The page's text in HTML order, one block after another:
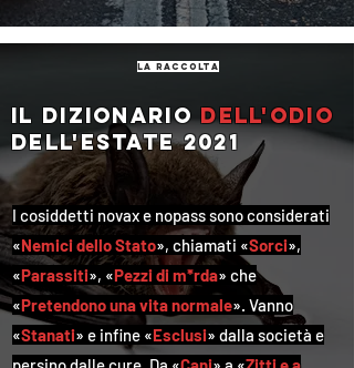
la raccolta
Il dizionariodell'odio
dell'estate 2021
I cosiddetti novax e nopass sono considerati
«Nemici dello Stato», chiamati «Sorci»,
«Parassiti», «Pezzi di m*rda» che
«Pretendono una vita normale». Vanno
«Stanati» e infine «Esclusi» dalla società e